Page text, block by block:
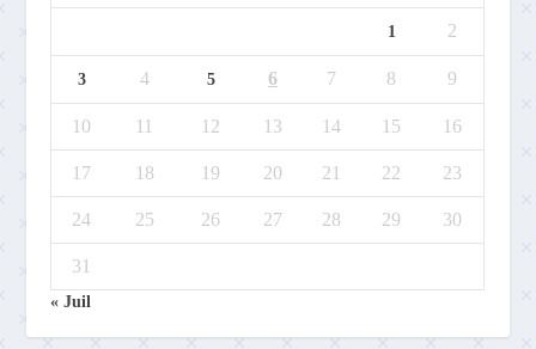
1 2
3 4 5 6 7 8 9
10 11 12 13 14 15 16
17 18 19 20 21 22 23
24 25 26 27 28 29 30
31
« Juil